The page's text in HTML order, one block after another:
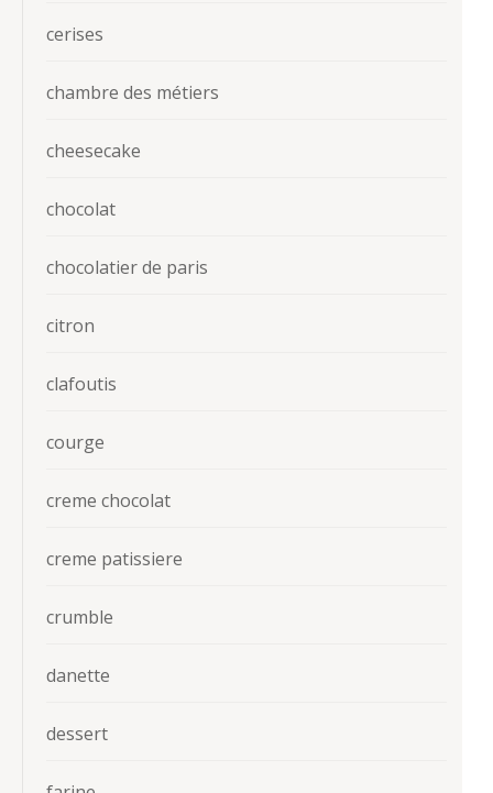
cerises
chambre des métiers
cheesecake
chocolat
chocolatier de paris
citron
clafoutis
courge
creme chocolat
creme patissiere
crumble
danette
dessert